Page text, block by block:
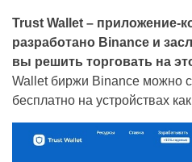
Trust Wallet – приложение-
разработано Binance и
вы решить торговать на
Wallet биржи Binance можно
бесплатно на устройствах